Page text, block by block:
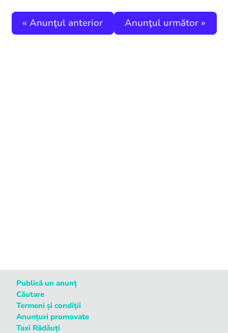
« Anunţul anterior Anunţul următor »
Publică un anunț
Căutare
Termeni și condiții
Anunțuri promovate
Taxi Rădăuți